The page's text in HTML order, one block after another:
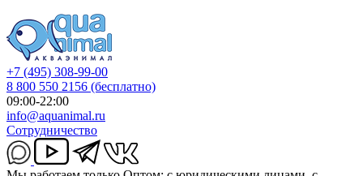
+7 (495) 308-99-00
8 800 550 2156 (бесплатно)
09:00-22:00
info@aquanimal.ru
Сотрудничество